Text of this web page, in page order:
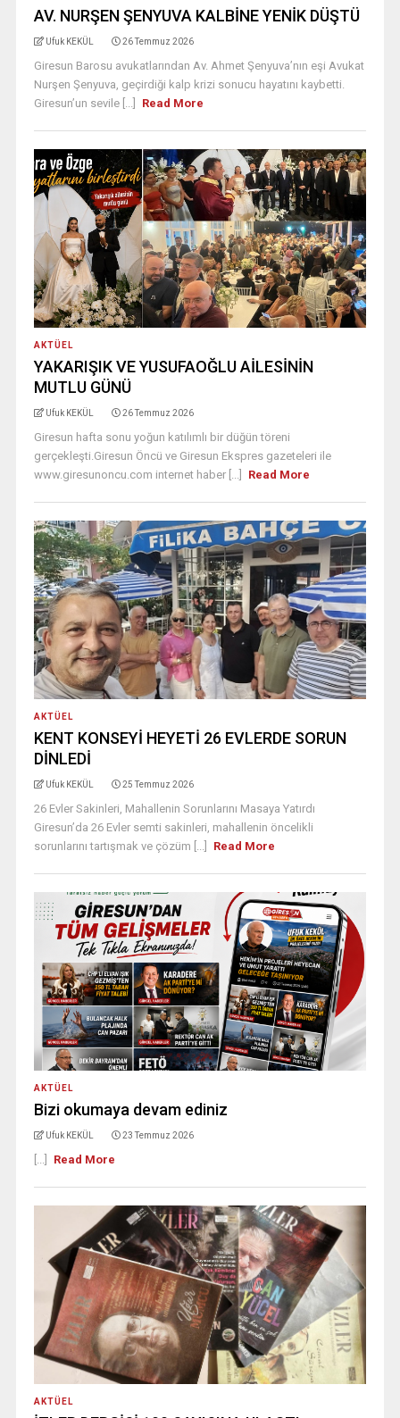
AV. NURŞEN ŞENYUVA KALBİNE YENİK DÜŞTÜ
Ufuk KEKÜL 26 Temmuz 2026
Giresun Barosu avukatlarından Av. Ahmet Şenyuva’nın eşi Avukat
Nurşen Şenyuva, geçirdiği kalp krizi sonucu hayatını kaybetti.
Giresun’un sevile [...]
Read More
AKTÜEL
YAKARIŞIK VE YUSUFAOĞLU AİLESİNİN
MUTLU GÜNÜ
Ufuk KEKÜL 26 Temmuz 2026
Giresun hafta sonu yoğun katılımlı bir düğün töreni
gerçekleşti.Giresun Öncü ve Giresun Ekspres gazeteleri ile
www.giresunoncu.com internet haber [...]
Read More
AKTÜEL
KENT KONSEYİ HEYETİ 26 EVLERDE SORUN
DİNLEDİ
Ufuk KEKÜL 25 Temmuz 2026
26 Evler Sakinleri, Mahallenin Sorunlarını Masaya Yatırdı
Giresun’da 26 Evler semti sakinleri, mahallenin öncelikli
sorunlarını tartışmak ve çözüm [...]
Read More
AKTÜEL
Bizi okumaya devam ediniz
Ufuk KEKÜL 23 Temmuz 2026
[...] Read More
AKTÜEL